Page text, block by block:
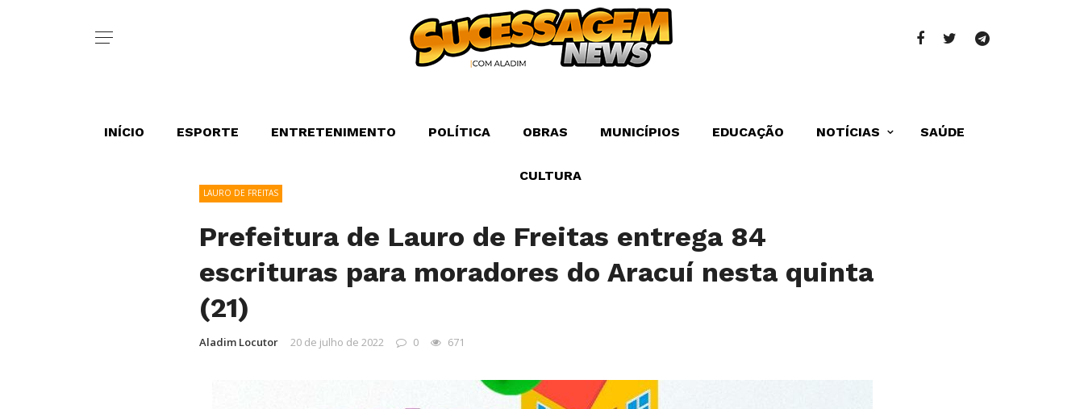
INÍCIO ESPORTE ENTRETENIMENTO POLÍTICA OBRAS MUNICÍPIOS EDUCAÇÃO NOTÍCIAS SAÚDE
CULTURA
LAURO DE FREITAS
Prefeitura de Lauro de Freitas entrega 84
escrituras para moradores do Aracuí nesta quinta
(21)
Aladim Locutor 20 de julho de 2022 0 671